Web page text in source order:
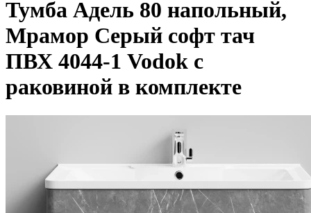
Тумба Адель 80 напольный,
Мрамор Серый софт тач
ПВХ 4044-1 Vodok с
раковиной в комплекте